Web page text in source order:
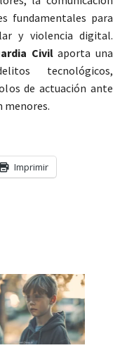
fundamentales para
y violencia digital.
Civilaporta una
tecnológicos,
de actuación ante
menores.
Imprimir